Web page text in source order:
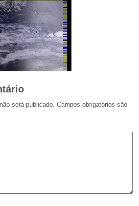
será publicado. Campos obrigatórios são